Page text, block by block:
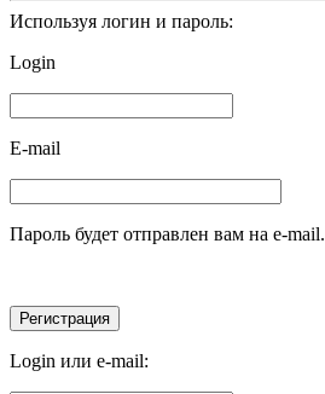
Используя логин и пароль:
Login
E-mail
Пароль будет отправлен вам на e-mail.
Login или e-mail: